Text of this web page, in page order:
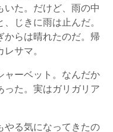
いた。だけど、雨の中
、じきに雨は止んだ。
からは晴れたのだ。帰
サマ。
ーベット。なんだか
った。実はガリガリア
る気になってきたの